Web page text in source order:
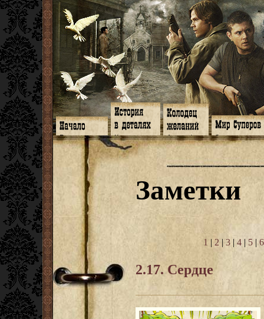
Главная
Программа
Форум
Facebook
Гостевая
Книги
Галереи
Музыка
Видео
Субтитры
Заметки
Мысли
Откровение
Арт-кафе
Игромания
Фанфики
Фанарт
Анекдоты
Передоз
Страшилки
Знакомство
Обитатели
Семейное
Дневник
СИЗО
Суперы от и
Заметки
1 | 2 | 3 | 4 | 5 |6
2.17. Сердце